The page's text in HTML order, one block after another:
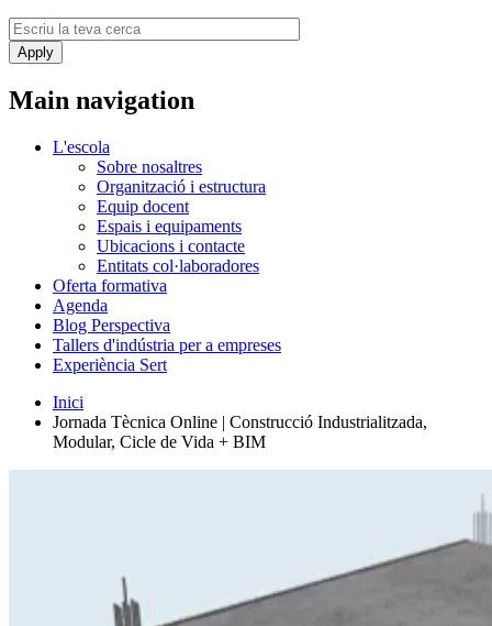
Main navigation
L'escola
Sobre nosaltres
Organització i estructura
Equip docent
Espais i equipaments
Ubicacions i contacte
Entitats col·laboradores
Oferta formativa
Agenda
Blog Perspectiva
Tallers d'indústria per a empreses
Experiència Sert
Inici
Jornada Tècnica Online | Construcció Industrialitzada,
Modular, Cicle de Vida + BIM